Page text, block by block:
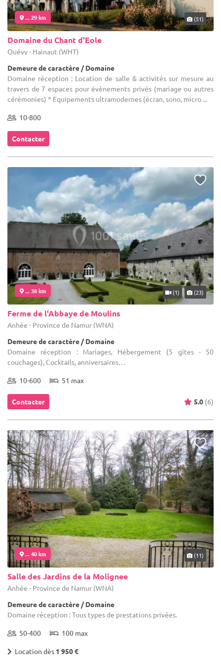
... 29 km (51)
Domaine du Chant d'Eole
Quévy - Hainaut (WHT)
Demeure de caractère / Domaine
Domaine réception : Location de salle & activités sur mesure au
travers de 7 espaces pour évènements privés (mariage ou autres
cérémonies) * Equipements ultramodernes (écran, sono, micro ...
10-800
Contacter
... 38 km (1) (23)
Ferme de l'Abbaye de Moulins
Anhée - Province de Namur (WNA)
Demeure de caractère / Domaine
Domaine réception : Mariages, Hébergement (5 gîtes - 50
couchages), Cocktails, anniversaires…
10-600 51 max
Contacter 5.0 (6)
... 40 km (11)
Salle des Jardins de la Molignee
Anhée - Province de Namur (WNA)
Demeure de caractère / Domaine
Domaine réception : Tous types de prestations privées.
50-400 100 max
Location dès 1 950 €